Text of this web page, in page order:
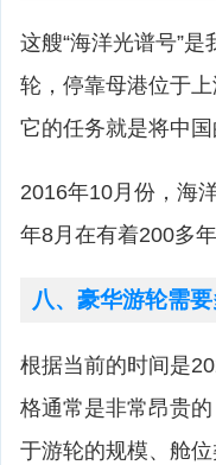
这艘“海洋光谱号”
轮，停靠母港位于
它的任务就是将中
2016年10月份，海
年8月在有着200多
八、豪华游轮需
根据当前的时间是
格通常是非常昂贵
于游轮的规模、舱